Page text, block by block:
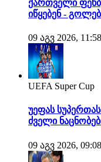
ქართველი
იწყებენ -
09 აგვ 2026, 11:58
UEFA Super Cup
უეფას
ძველი
09 აგვ 2026, 09:08